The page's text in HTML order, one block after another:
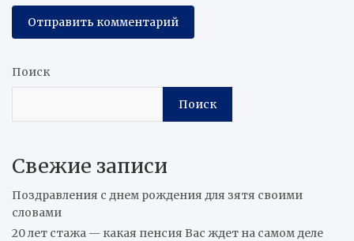
Поиск
Поиск
Свежие записи
Поздравления с днем рождения для зятя своими
словами
20 лет стажа — какая пенсия Вас ждет на самом деле